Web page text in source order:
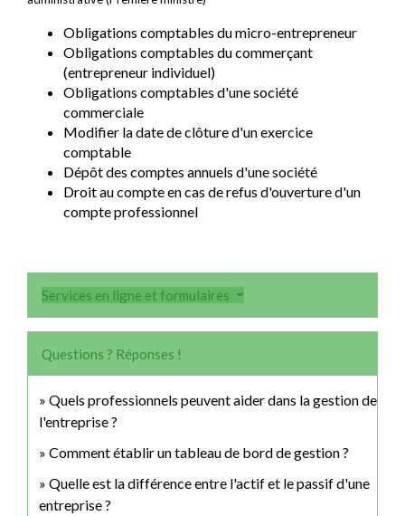
Obligations comptables du micro-entrepreneur
Obligations comptables du commerçant
(entrepreneur individuel)
Obligations comptables d'une société
commerciale
Modifier la date de clôture d'un exercice
comptable
Dépôt des comptes annuels d'une société
Droit au compte en cas de refus d'ouverture d'un
compte professionnel
Services en ligne et formulaires
Questions ? Réponses !
Quels professionnels peuvent aider dans la gestion de
l'entreprise ?
Comment établir un tableau de bord de gestion ?
Quelle est la différence entre l'actif et le passif d'une
entreprise ?